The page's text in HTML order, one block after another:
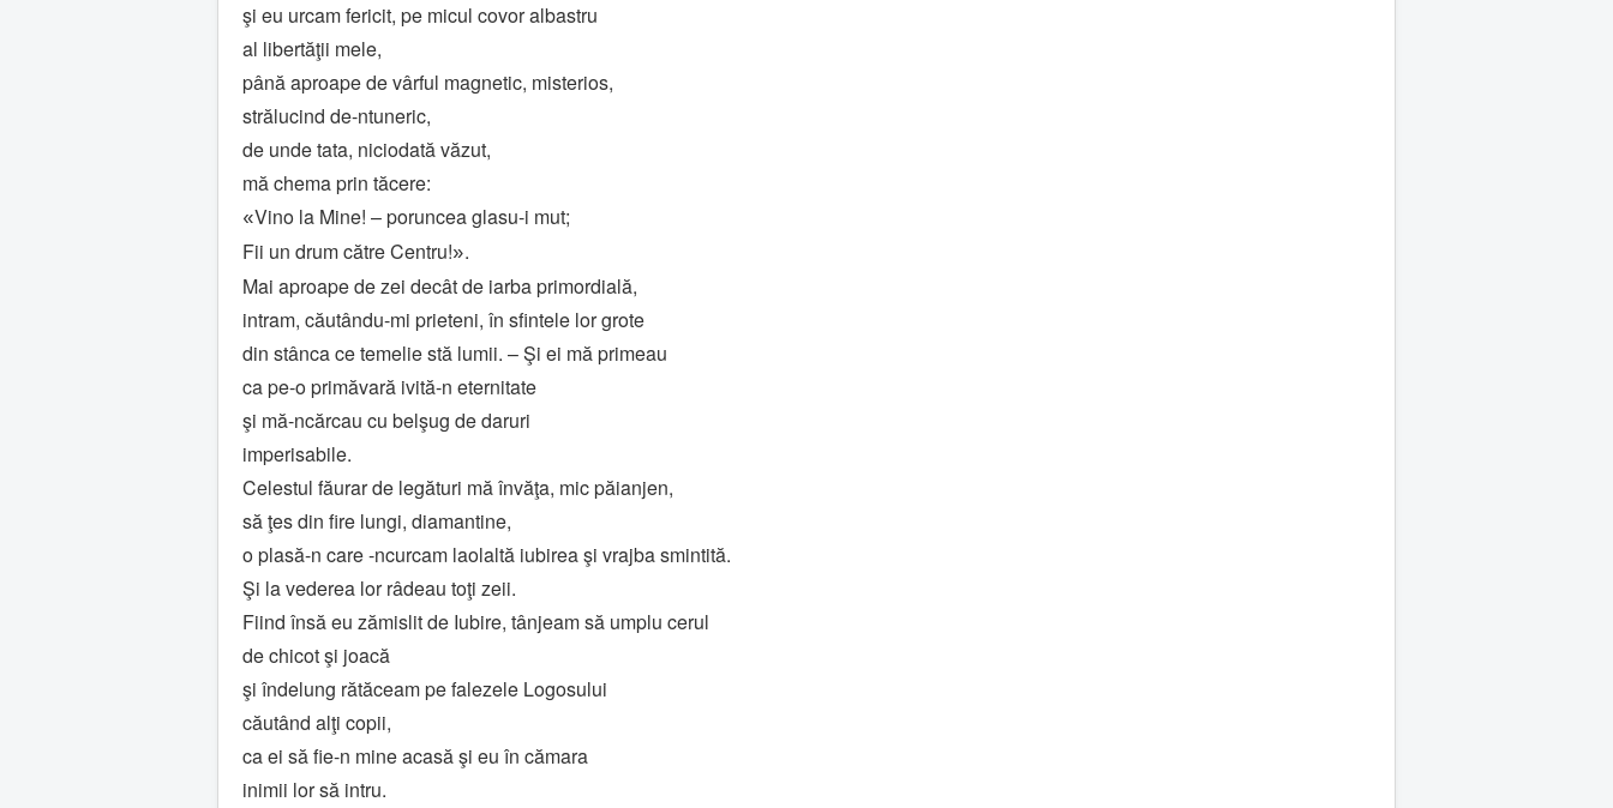
şi eu urcam fericit, pe micul covor albastru
al libertăţii mele,
până aproape de vârful magnetic, misterios,
strălucind de-ntuneric,
de unde tata, niciodată văzut,
mă chema prin tăcere:
«Vino la Mine! – poruncea glasu-i mut;
Fii un drum către Centru!».
Mai aproape de zei decât de iarba primordială,
intram, căutându-mi prieteni, în sfintele lor grote
din stânca ce temelie stă lumii. – Şi ei mă primeau
ca pe-o primăvară ivită-n eternitate
şi mă-ncărcau cu belşug de daruri
imperisabile.
Celestul făurar de legături mă învăţa, mic păianjen,
să ţes din fire lungi, diamantine,
o plasă-n care -ncurcam laolaltă iubirea şi vrajba smintită.
Şi la vederea lor râdeau toţi zeii.
Fiind însă eu zămislit de Iubire, tânjeam să umplu cerul
de chicot şi joacă
şi îndelung rătăceam pe falezele Logosului
căutând alţi copii,
ca ei să fie-n mine acasă şi eu în cămara
inimii lor să intru.